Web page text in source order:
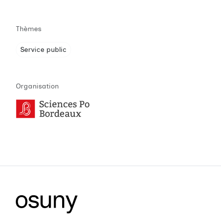
Thèmes
Service public
Organisation